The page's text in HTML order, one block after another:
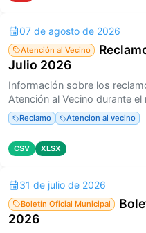
07 de agosto de 2026
Atención al Vecino
Julio 2026
Información sobre los
Atención al Vecino durante
Reclamo Atencion al vecino
CSV XLSX
31 de julio de 2026
Boletín Oficial Municipal
2026